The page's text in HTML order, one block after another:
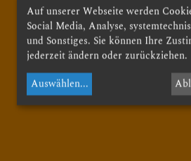
Auf unserer Webseite werden
Social Media, Analyse,
und Sonstiges. Sie können Ihre
jederzeit ändern oder zurückziehen.
Auswählen...